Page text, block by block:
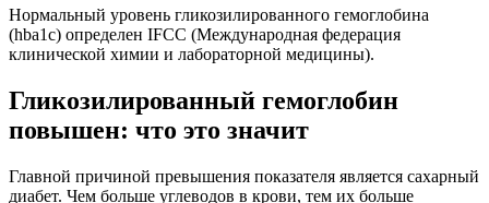
Нормальный уровень гликозилированного гемоглобина
(hba1c) определен IFCC (Международная федерация
клинической химии и лабораторной медицины).
Гликозилированный гемоглобин
повышен: что это значит
Главной причиной превышения показателя является сахарный
диабет. Чем больше углеводов в крови, тем их больше